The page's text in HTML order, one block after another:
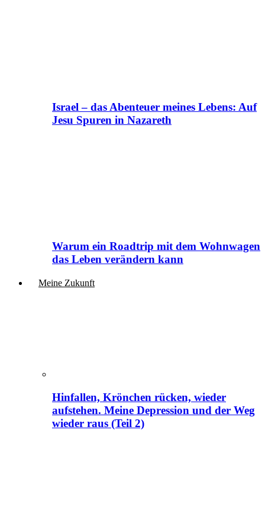
Israel – das Abenteuer meines Lebens: Auf
Jesu Spuren in Nazareth
Warum ein Roadtrip mit dem Wohnwagen
das Leben verändern kann
Meine Zukunft
Hinfallen, Krönchen rücken, wieder
aufstehen. Meine Depression und der Weg
wieder raus (Teil 2)